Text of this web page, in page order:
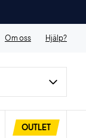
Om oss Hjälp?
OUTLET